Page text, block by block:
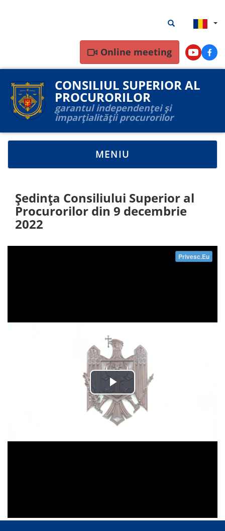
Rezultate
căutare
Rezultate
Online meeting Youtube
CONSILIUL SUPERIOR AL
PROCURORILOR
garantul independenței și
imparțialității procurorilor
TOGGLE
NAVIGATION
MENIU
Ședința Consiliului Superior al
Procurorilor din 9 decembrie
2022